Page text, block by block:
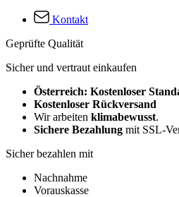
Kontakt
Geprüfte Qualität
Sicher und vertraut einkaufen
Österreich: Kostenloser
Kostenloser Rückversand
Wir arbeiten klimabewusst.
Sichere Bezahlung mit SSL-
Sicher bezahlen mit
Nachnahme
Vorauskasse